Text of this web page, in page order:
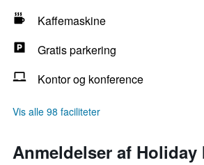
Kaffemaskine
Gratis parkering
Kontor og konference
Vis alle 98 faciliteter
Anmeldelser af Holiday